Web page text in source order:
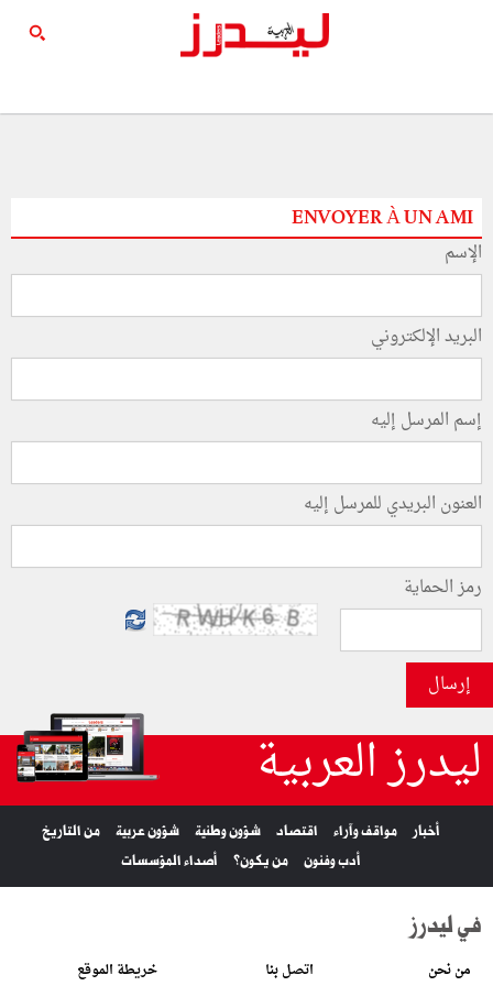
ENVOYER À UN AMI
الإسم
البريد الإلكتروني
إسم المرسل إليه
العنون البريدي للمرسل إليه
رمز الحماية
إرسال
ليدرز العربية
أخبار مواقف وآراء اقتصاد شؤون وطنية شؤون عربية
من التاريخ
أدب وفنون
من يكون؟ أصداء المؤسسات
في ليدرز
من نحن اتصل بنا خريطة الموقع